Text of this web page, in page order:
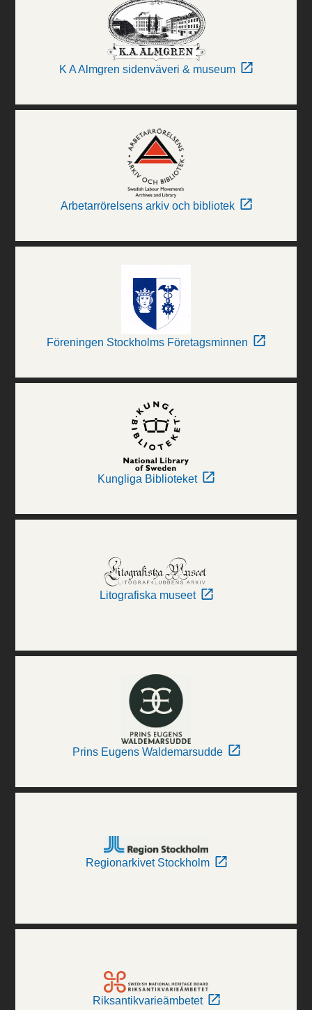
K A Almgren sidenväveri & museum
Arbetarrörelsens arkiv och bibliotek
Föreningen Stockholms Företagsminnen
Kungliga Biblioteket
Litografiska museet
Prins Eugens Waldemarsudde
Regionarkivet Stockholm
Riksantikvarieämbetet